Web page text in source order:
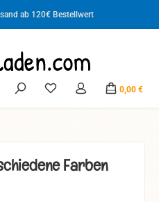
ab 120€ Bestellwert
Du hast 0 Produkte auf
0,00 €
Farben